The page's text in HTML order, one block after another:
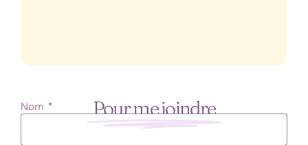
Pour me joindre
Nom